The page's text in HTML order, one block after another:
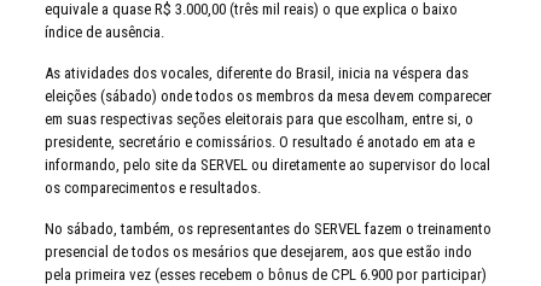
equivale a quase R$ 3.000,00 (três mil reais) o que explica o baixo
índice de ausência.
As atividades dos vocales, diferente do Brasil, inicia na véspera das
eleições (sábado) onde todos os membros da mesa devem comparecer
em suas respectivas seções eleitorais para que escolham, entre si, o
presidente, secretário e comissários. O resultado é anotado em ata e
informando, pelo site da SERVEL ou diretamente ao supervisor do local
os comparecimentos e resultados.
No sábado, também, os representantes do SERVEL fazem o treinamento
presencial de todos os mesários que desejarem, aos que estão indo
pela primeira vez (esses recebem o bônus de CPL 6.900 por participar)